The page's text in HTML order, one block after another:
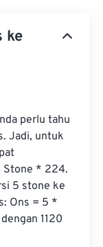
ke
perlu tahu
Jadi, untuk
Stone * 224.
5 stone ke
Ons = 5 *
1120